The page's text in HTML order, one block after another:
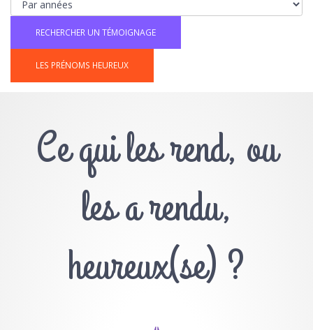
LES PRÉNOMS HEUREUX
Ce qui les rend, ou
les a rendu,
heureux(se) ?